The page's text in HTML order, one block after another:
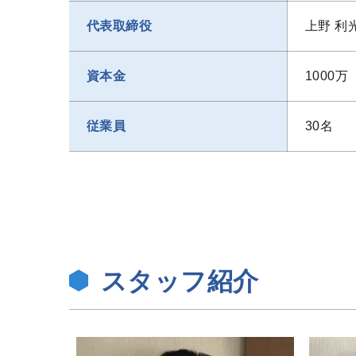
代表取締役 上野 利
資本金 1000万
従業員 30名
スタッフ紹介